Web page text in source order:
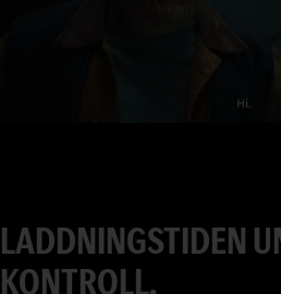
LADDNINGSTIDEN
KONTROLL.
6